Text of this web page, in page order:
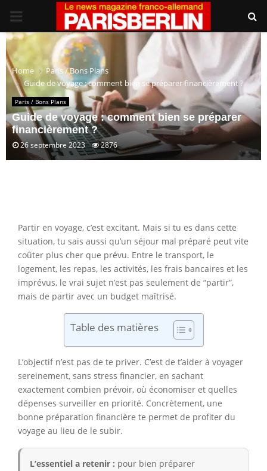
PRIMARY
MENU
Home
Paris / Bons Plans
Guide de voyage : comment bien se préparer financièrement ?
Paris / Bons Plans
Guide de voyage : comment bien se préparer
financièrement ?
26 septembre 2023 2876
Partir en voyage, c’est excitant. Mais si tu es dans cette
situation, tu sais aussi qu’un séjour mal préparé peut vite
coûter plus cher que prévu. Entre le transport, le
logement, les repas, les activités, les frais bancaires et les
imprévus, le vrai sujet n’est pas seulement de “partir”,
mais de partir avec un budget maîtrisé.
Table des matières
L’objectif n’est pas de te priver. C’est de t’aider à voyager
sereinement, sans stress financier, en sachant
exactement combien prévoir, où économiser et quelles
dépenses surveiller en priorité. Concrètement, une
bonne préparation financière te permet de profiter du
voyage au lieu de le subir.
L’essentiel a retenir : pour bien préparer